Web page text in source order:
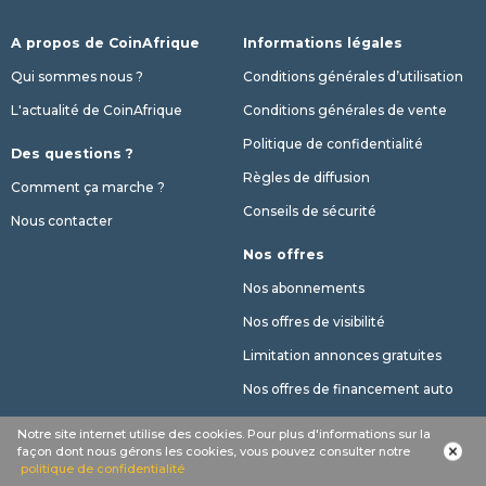
Notre site internet utilise des cookies. Pour plus d'informations sur la
façon dont nous gérons les cookies, vous pouvez consulter notre
politique de confidentialité
A propos de CoinAfrique
Qui sommes nous ?
L'actualité de CoinAfrique
Des questions ?
Comment ça marche ?
Nous contacter
Informations légales
Conditions générales d’utilisation
Conditions générales de vente
Politique de confidentialité
Règles de diffusion
Conseils de sécurité
Nos offres
Nos abonnements
Nos offres de visibilité
Limitation annonces gratuites
Nos offres de financement auto